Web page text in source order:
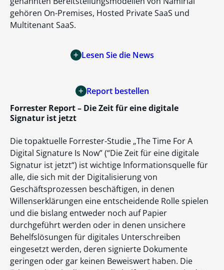
gehören On-Premises, Hosted Private SaaS und
Multitenant SaaS.
Lesen Sie die News
Report bestellen
Forrester Report – Die Zeit für eine digitale
Signatur ist jetzt
Die topaktuelle Forrester-Studie „The Time For A
Digital Signature Is Now” (“Die Zeit für eine digitale
Signatur ist jetzt“) ist wichtige Informationsquelle für
alle, die sich mit der Digitalisierung von
Geschäftsprozessen beschäftigen, in denen
Willenserklärungen eine entscheidende Rolle spielen
und die bislang entweder noch auf Papier
durchgeführt werden oder in denen unsichere
Behelfslösungen für digitales Unterschreiben
eingesetzt werden, deren signierte Dokumente
geringen oder gar keinen Beweiswert haben. Die